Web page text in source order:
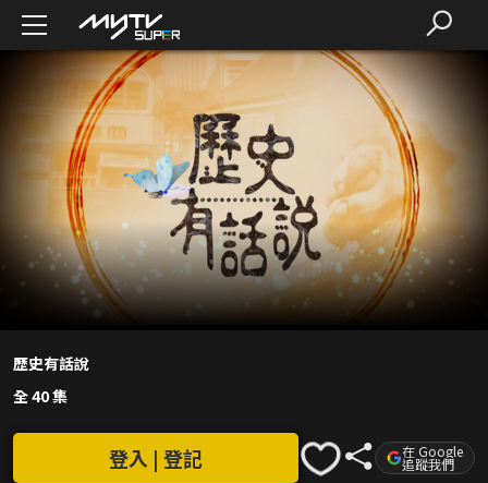
歷史有話說
全 40 集
登入 | 登記 在 Google
追蹤我們